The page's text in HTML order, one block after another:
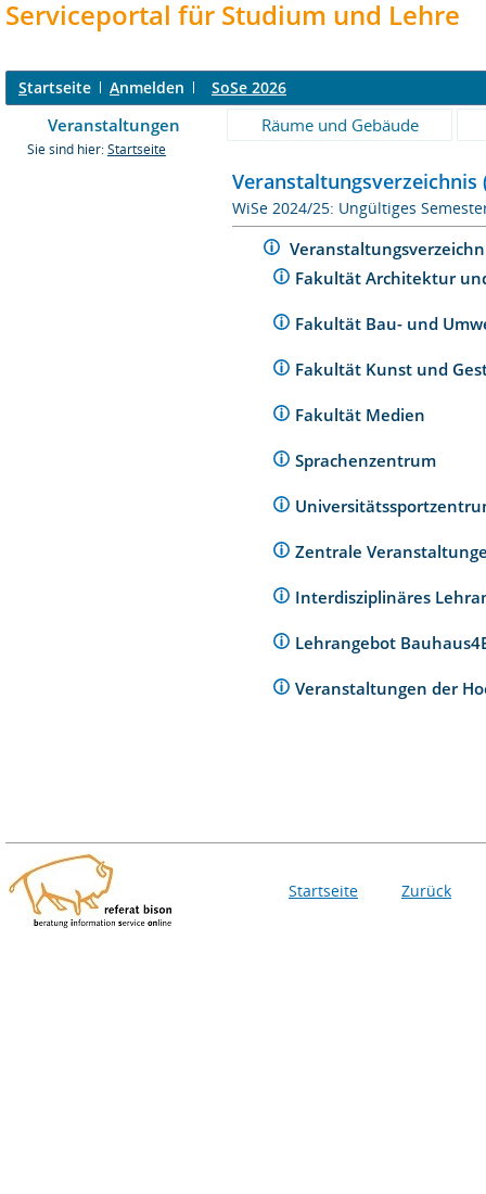
Serviceportal für Studium und Lehre
Startseite Anmelden SoSe 2026
Veranstaltungen Räume und Gebäude
Sie sind hier: Startseite
Veranstaltungsverzeichnis
WiSe 2024/25: Ungültiges
Fakultät Architektur
Fakultät Bau- und
Fakultät Kunst und
Fakultät Medien
Sprachenzentrum
Zentrale
Interdisziplinäres
Lehrangebot
Veranstaltungen der
Startseite Zurück